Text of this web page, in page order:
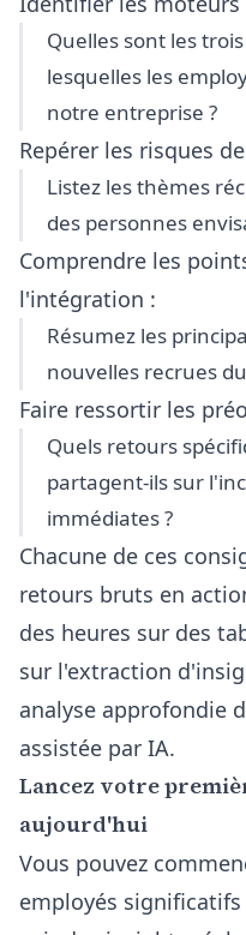
Quelles sont les
lesquelles les
notre entreprise ?
Repérer les risques
Listez les thèmes
des personnes
Comprendre les
l'intégration :
Résumez les
nouvelles recrues
Faire ressortir les
Quels retours
partagent-ils sur
immédiates ?
Chacune de ces
retours bruts en
des heures sur des
sur l'extraction
analyse approfondie
assistée par IA.
Lancez votre
aujourd'hui
Vous pouvez
employés